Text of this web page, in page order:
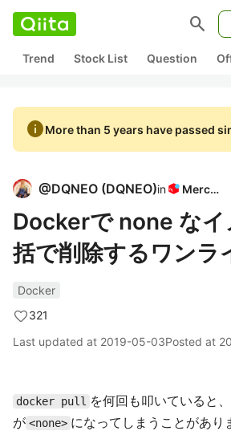
search
Trend Stock List Question
infoMore than 5 years have passed
@DQNEO (DQNEO)in Mercari
Dockerで none なイ
括で削除するワンラ
Docker
321
Last updated at 2019-05-03Posted at
docker pull を何回も叩いていると
が <none> になってしまうことがあり